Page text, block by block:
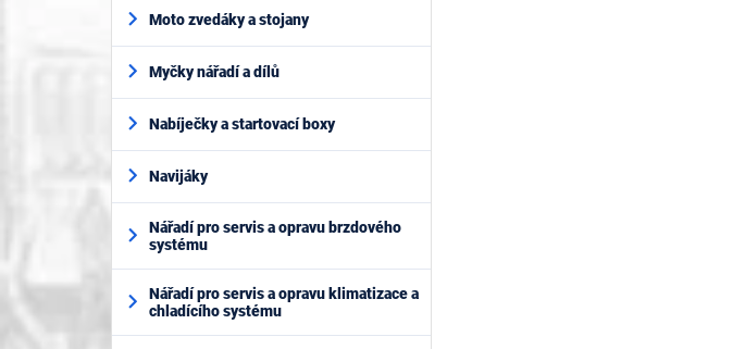
Moto zvedáky a stojany
Myčky nářadí a dílů
Nabíječky a startovací boxy
Navijáky
Nářadí pro servis a opravu brzdového
systému
Nářadí pro servis a opravu klimatizace a
chladícího systému